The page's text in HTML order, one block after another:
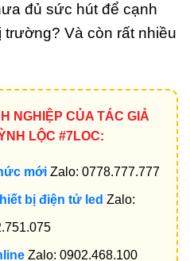
đủ sức hút để cạnh
trường? Và còn rất nhiều
NGHIỆP CỦA TÁC GIẢ
LỘC #7LOC:
mới Zalo: 0778.777.777
bị điện tử led Zalo:
Zalo: 0902.468.100